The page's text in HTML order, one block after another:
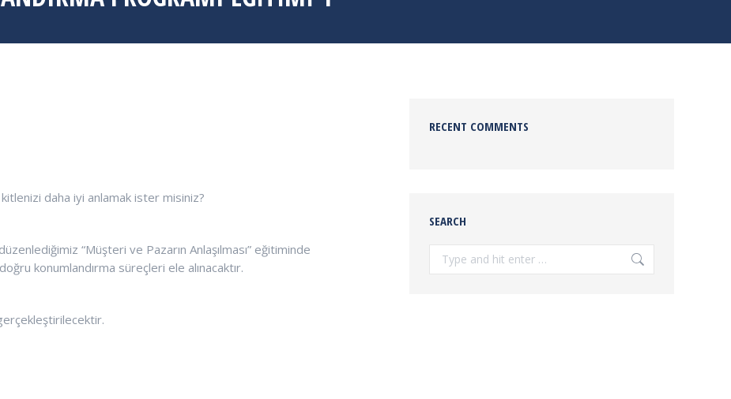
daha iyi anlamak ister misiniz?
“Müşteri ve Pazarın Anlaşılması” eğitiminde
konumlandırma süreçleri ele alınacaktır.
RECENT COMMENTS
SEARCH
Search: